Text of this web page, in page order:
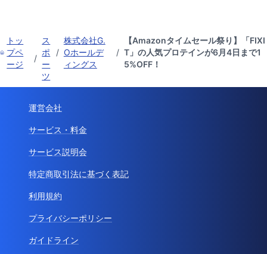
トッ
プペ
ージ
/
ス
ポ
ー
ツ
/
株式会社G.
Oホールデ
ィングス
/
【Amazonタイムセール祭り】「FIXI
T」の人気プロテインが6月4日まで1
5%OFF！
運営会社
サービス・料金
サービス説明会
特定商取引法に基づく表記
利用規約
プライバシーポリシー
ガイドライン